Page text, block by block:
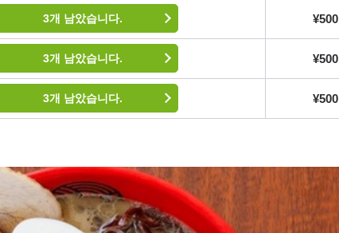
3개 남았습니다. ¥500
3개 남았습니다. ¥500
3개 남았습니다. ¥500